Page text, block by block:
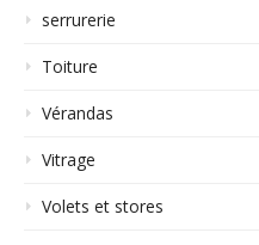
serrurerie
Toiture
Vérandas
Vitrage
Volets et stores